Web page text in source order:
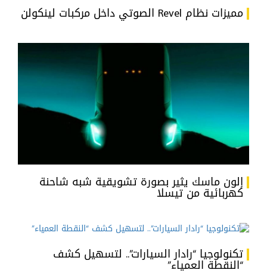
مميزات نظام Revel الصوتي داخل مركبات لينكولن
إلون ماسك يثير بصورة تشويقية شبه شاحنة
كهربائية من تيسلا
تكنولوجيا “رادار السيارات”.. لتسهيل كشف
“النقطة العمياء”